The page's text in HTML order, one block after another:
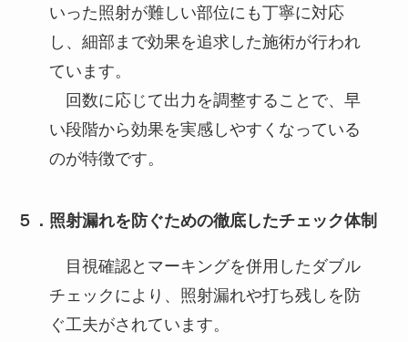
いった照射が難しい部位にも丁寧に対応
し、細部まで効果を追求した施術が行われ
ています。
回数に応じて出力を調整することで、早
い段階から効果を実感しやすくなっている
のが特徴です。
５．照射漏れを防ぐための徹底したチェック体制
目視確認とマーキングを併用したダブル
チェックにより、照射漏れや打ち残しを防
ぐ工夫がされています。